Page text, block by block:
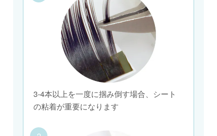
3-4本以上を一度に掴み倒す場合、シート
の粘着が重要になります